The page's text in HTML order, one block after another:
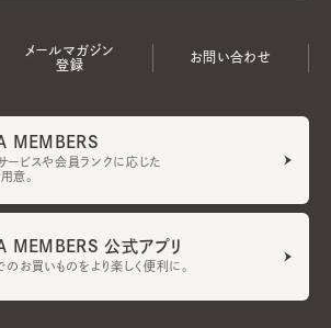
メールマガジン
登録
お問い合わせ
MEMBERS
ービスや会員ランクに応じた
意。
MEMBERS 公式アプリ
お買いものをより楽しく便利に。